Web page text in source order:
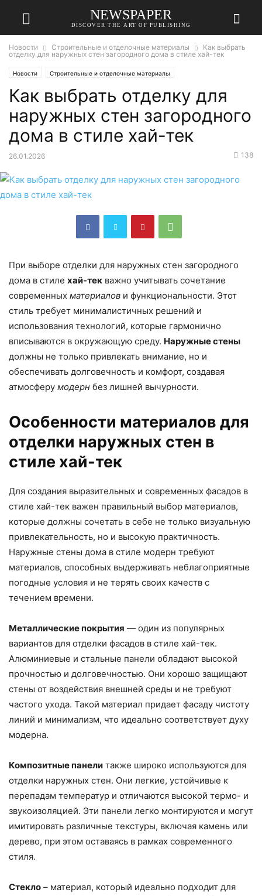
NEWSPAPER
DISCOVER THE ART OF PUBLISHING
Новости Строительные и отделочные материалы
Как выбрать
отделку для наружных стен загородного дома в стиле хай-тек
Новости Строительные и отделочные материалы
Как выбрать отделку для
наружных стен загородного
дома в стиле хай-тек
26.01.2026 138
При выборе отделки для наружных стен загородного
дома в стиле хай-тек важно учитывать сочетание
современных материалов и функциональности. Этот
стиль требует минималистичных решений и
использования технологий, которые гармонично
вписываются в окружающую среду. Наружные стены
должны не только привлекать внимание, но и
обеспечивать долговечность и комфорт, создавая
атмосферу модерн без лишней вычурности.
Особенности материалов для
отделки наружных стен в
стиле хай-тек
Для создания выразительных и современных фасадов в
стиле хай-тек важен правильный выбор материалов,
которые должны сочетать в себе не только визуальную
привлекательность, но и высокую практичность.
Наружные стены дома в стиле модерн требуют
материалов, способных выдерживать неблагоприятные
погодные условия и не терять своих качеств с
течением времени.
Металлические покрытия — один из популярных
вариантов для отделки фасадов в стиле хай-тек.
Алюминиевые и стальные панели обладают высокой
прочностью и долговечностью. Они хорошо защищают
стены от воздействия внешней среды и не требуют
частого ухода. Такой материал придает фасаду чистоту
линий и минимализм, что идеально соответствует духу
модерна.
Композитные панели также широко используются для
отделки наружных стен. Они легкие, устойчивые к
перепадам температур и отличаются высокой термо- и
звукоизоляцией. Эти панели легко монтируются и могут
имитировать различные текстуры, включая камень или
дерево, при этом оставаясь в рамках современного
стиля.
Стекло – материал, который идеально подходит для